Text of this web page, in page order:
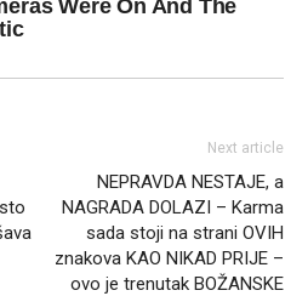
Next article
NEPRAVDA NESTAJE, a
NAGRADA DOLAZI – Karma
sada stoji na strani OVIH
znakova KAO NIKAD PRIJE –
ovo je trenutak BOŽANSKE